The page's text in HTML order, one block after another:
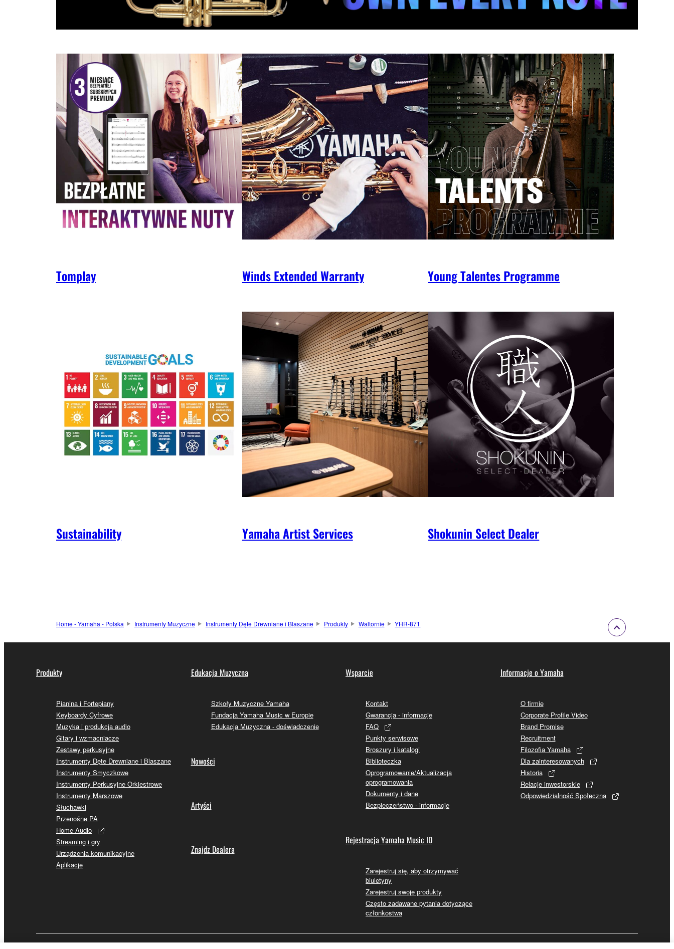
Tomplay Winds Extended Warranty Young Talentes Programme
Sustainability Yamaha Artist Services Shokunin Select Dealer
Home - Yamaha - Polska Instrumenty Muzyczne Instrumenty Dęte Drewniane i Blaszane Produkty Waltornie YHR-871
Produkty
Pianina i Fortepiany
Keyboardy Cyfrowe
Muzyka i produkcja audio
Gitary i wzmacniacze
Zestawy perkusyjne
Instrumenty Dęte Drewniane i Blaszane
Instrumenty Smyczkowe
Instrumenty Perkusyjne Orkiestrowe
Instrumenty Marszowe
Słuchawki
Przenośne PA
Home Audio
Streaming i gry
Urządzenia komunikacyjne
Aplikacje
Edukacja Muzyczna
Szkoły Muzyczne Yamaha
Fundacja Yamaha Music w Europie
Edukacja Muzyczna - doświadczenie
Nowości
Artyści
Znajdz Dealera
Wsparcie
Kontakt
Gwarancja - informacje
FAQ
Punkty serwisowe
Broszury i katalogi
Biblioteczka
Oprogramowanie/Aktualizacja
oprogramowania
Dokumenty i dane
Bezpieczeństwo - informacje
Rejestracja Yamaha Music ID
Zarejestruj się, aby otrzymywać
biuletyny
Zarejestruj swoje produkty
Często zadawane pytania dotyczące
członkostwa
Informacje o Yamaha
O firmie
Corporate Profile Video
Brand Promise
Recruitment
Filozofia Yamaha
Dla zainteresowanych
Historia
Relacje inwestorskie
Odpowiedzialność Społeczna